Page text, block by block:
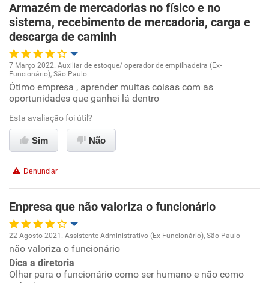
Recomenda a diretoria
Armazém de mercadorias no físico e no
sistema, recebimento de mercadoria, carga e
descarga de caminh
Oportunidade de promoção
Conciliação com a vida familiar
Benefícios
Recomenda esta empresa
Recomenda a diretoria
7 Março 2022. Auxiliar de estoque/ operador de empilhadeira (Ex-
Funcionário), São Paulo
Ótimo empresa , aprender muitas coisas com as
oportunidades que ganhei lá dentro
Esta avaliação foi útil?
Sim Não
Denunciar
Enpresa que não valoriza o funcionário
Oportunidade de promoção
Ambiente de trabalho
22 Agosto 2021. Assistente Administrativo (Ex-Funcionário), São Paulo
não valoriza o funcionário
Dica a diretoria
Olhar para o funcionário como ser humano e não como